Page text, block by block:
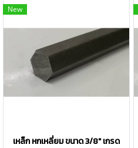
New
เหล็ก หกเหลี่ยม ขนาด 3/8" เกรด